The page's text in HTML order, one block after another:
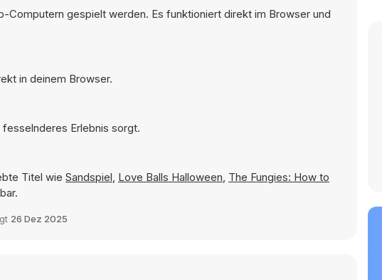
gespielt werden. Es funktioniert direkt im Browser und
in deinem Browser.
Erlebnis sorgt.
Titel wie Sandspiel, Love Balls Halloween, The Fungies: How to
26 Dez 2025